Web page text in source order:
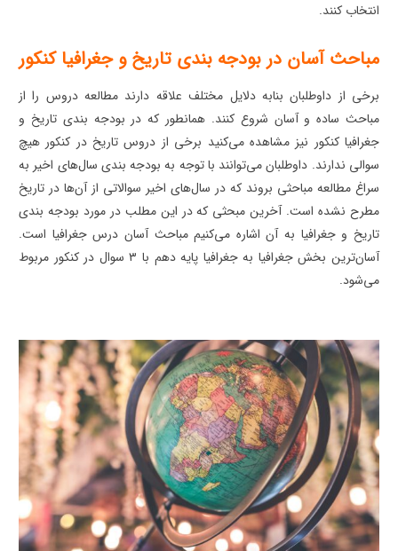
انتخاب کنند.
مباحث آسان در بودجه بندی تاریخ و جغرافیا کنکور
برخی از داوطلبان بنابه دلایل مختلف علاقه دارند مطالعه دروس را از
مباحث ساده و آسان شروع کنند. همانطور که در بودجه بندی تاریخ و
جغرافیا کنکور نیز مشاهده می‌کنید برخی از دروس تاریخ در کنکور هیچ
سوالی ندارند. داوطلبان می‌توانند با توجه به بودجه بندی سال‌های اخیر به
سراغ مطالعه مباحثی بروند که در سال‌های اخیر سوالاتی از آن‌ها در تاریخ
مطرح نشده است. آخرین مبحثی که در این مطلب در مورد بودجه بندی
تاریخ و جغرافیا به آن اشاره می‌کنیم مباحث آسان درس جغرافیا است.
آسان‌ترین بخش جغرافیا به جغرافیا پایه دهم با ۳ سوال در کنکور مربوط
می‌شود.